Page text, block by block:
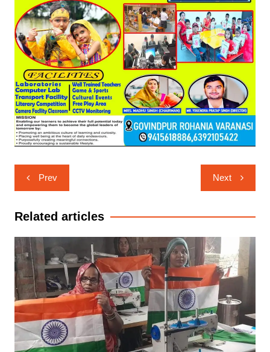
Post
navigation
Prev Next
Related articles